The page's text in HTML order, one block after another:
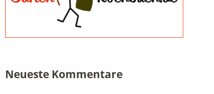
Neueste Kommentare